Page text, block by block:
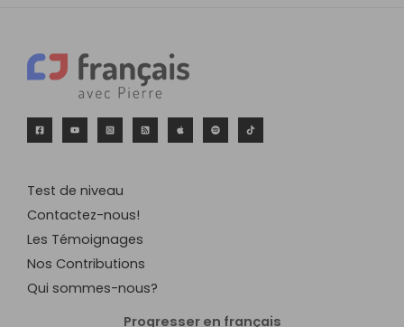
Test de niveau
Contactez-nous!
Les Témoignages
Nos Contributions
Qui sommes-nous?
Progresser en français